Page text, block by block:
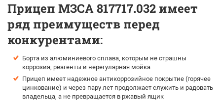
Прицеп МЗСА 817717.032 имеет
ряд преимуществ перед
конкурентами:
Борта из алюминиевого сплава, которым не страшны
коррозия, реагенты и нерегулярная мойка
Прицеп имеет надежное антикоррозийное покрытие (горячее
цинкование) и через пару лет продолжает служить и радовать
владельца, а не превращается в ржавый ящик